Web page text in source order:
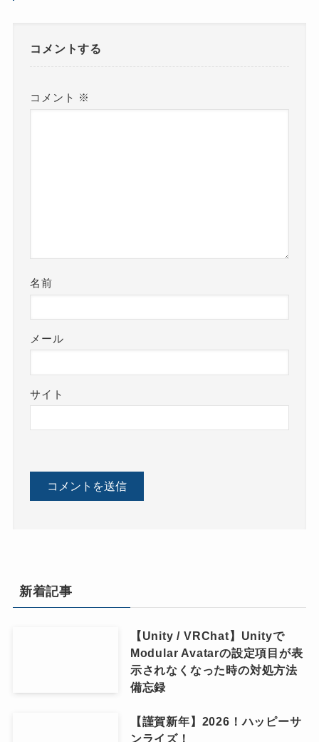
コメントする
コメント ※
名前
メール
サイト
新着記事
【Unity / VRChat】Unityで
Modular Avatarの設定項目が表
示されなくなった時の対処方法
備忘録
【謹賀新年】2026！ハッピーサ
ンライズ！